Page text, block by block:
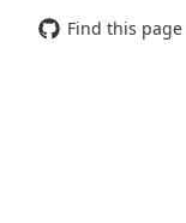
Find this